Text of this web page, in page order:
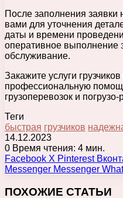
После заполнения
вами для уточнения
даты и времени
оперативное выполнение
обслуживание.
Закажите услуги
профессиональную
грузоперевозок и
Теги
быстрая грузчиков
14.12.2023
0 Время чтения: 4 мин.
Facebook X Pinterest
Messenger Messenger
ПОХОЖИЕ СТАТЬИ